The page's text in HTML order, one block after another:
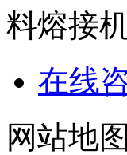
料熔
在线
网站地